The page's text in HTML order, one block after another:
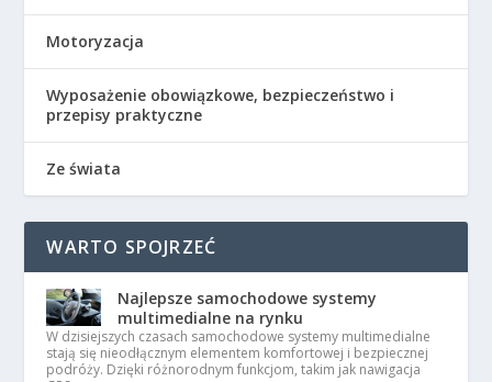
Motoryzacja
Wyposażenie obowiązkowe, bezpieczeństwo i
przepisy praktyczne
Ze świata
WARTO SPOJRZEĆ
Najlepsze samochodowe systemy
multimedialne na rynku
W dzisiejszych czasach samochodowe systemy multimedialne
stają się nieodłącznym elementem komfortowej i bezpiecznej
podróży. Dzięki różnorodnym funkcjom, takim jak nawigacja